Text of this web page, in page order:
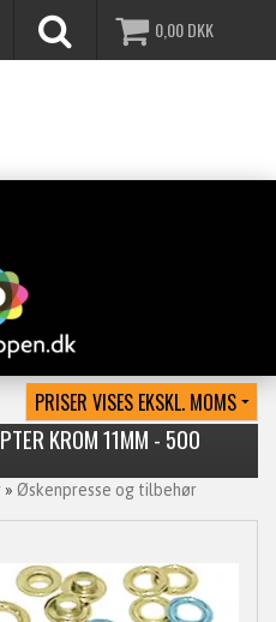
0,00DKK
KROM 11MM - 500
» Øskenpresse og tilbehør